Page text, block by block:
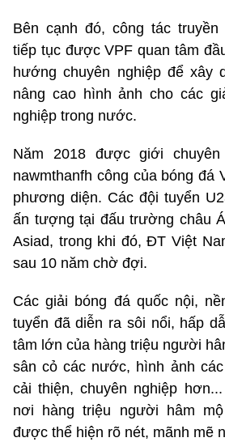
Bên cạnh đó, công tác truyền
tiếp tục được VPF quan tâm
hướng chuyên nghiệp để xây
nâng cao hình ảnh cho các
nghiệp trong nước.
Năm 2018 được giới
nawmthanfh công của bóng đá
phương diện. Các đội tuyển
ấn tượng tại đấu trường châu
Asiad, trong khi đó, ĐT Việt
sau 10 năm chờ đợi.
Các giải bóng đá quốc nội,
tuyển đã diễn ra sôi nổi, hấp
tâm lớn của hàng triệu người
sân cỏ các nước, hình ảnh
cải thiện, chuyên nghiệp
nơi hàng triệu người hâm
được thể hiện rõ nét, mãnh mẽ